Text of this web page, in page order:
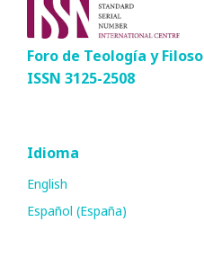
Foro de Teología y
ISSN 3125-2508
Idioma
English
Español (España)